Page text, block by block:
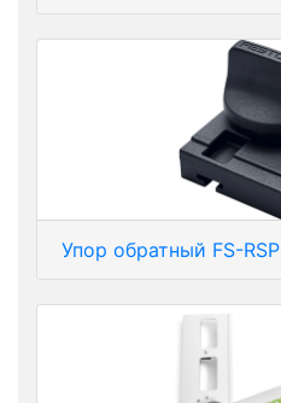
Упор обратный FS-RSP